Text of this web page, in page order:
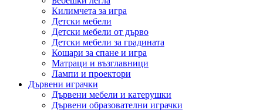
Килимчета за игра
Детски мебели
Детски мебели от дърво
Детски мебели за градината
Кошари за спане и игра
Матраци и възглавници
Лампи и проектори
Дървени играчки
Дървени мебели и катерушки
Дървени образователни играчки